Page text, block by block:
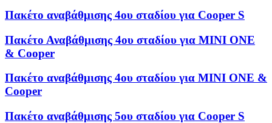
Πακέτο αναβάθμισης 4ου σταδίου για Cooper S
Πακέτο Αναβάθμισης 4ου σταδίου για MINI ONE
& Cooper
Πακέτο αναβάθμισης 4ου σταδίου για MINI ONE &
Cooper
Πακέτο αναβάθμισης 5ου σταδίου για Cooper S